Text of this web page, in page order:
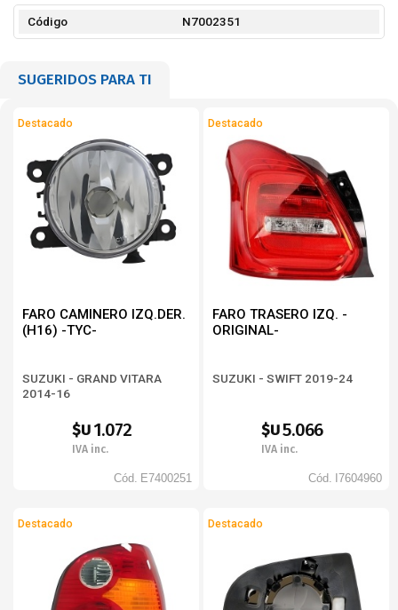
Código N7002351
SUGERIDOS PARA TI
Destacado
FARO CAMINERO IZQ.DER.
(H16) -TYC-
SUZUKI - GRAND VITARA
2014-16
$U1.072
IVA inc.
Cód. E7400251
Destacado
FARO TRASERO IZQ. -
ORIGINAL-
SUZUKI - SWIFT 2019-24
$U5.066
IVA inc.
Cód. I7604960
Destacado Destacado